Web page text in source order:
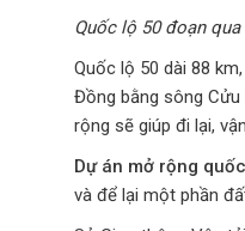
Quốc lộ 50 đoạn qua
Quốc lộ 50 dài 88
Đồng bằng sông Cửu
rộng sẽ giúp đi lại,
Dự án mở rộng
và để lại một phần